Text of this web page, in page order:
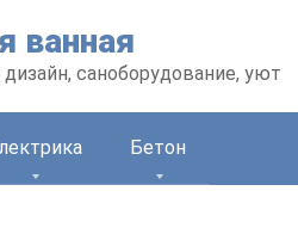
ванная
саноборудование, уют
Бетон